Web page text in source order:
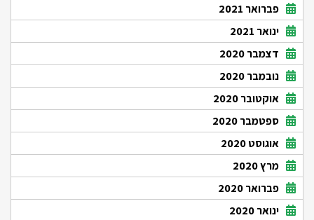
פברואר 2021
ינואר 2021
דצמבר 2020
נובמבר 2020
אוקטובר 2020
ספטמבר 2020
אוגוסט 2020
מרץ 2020
פברואר 2020
ינואר 2020